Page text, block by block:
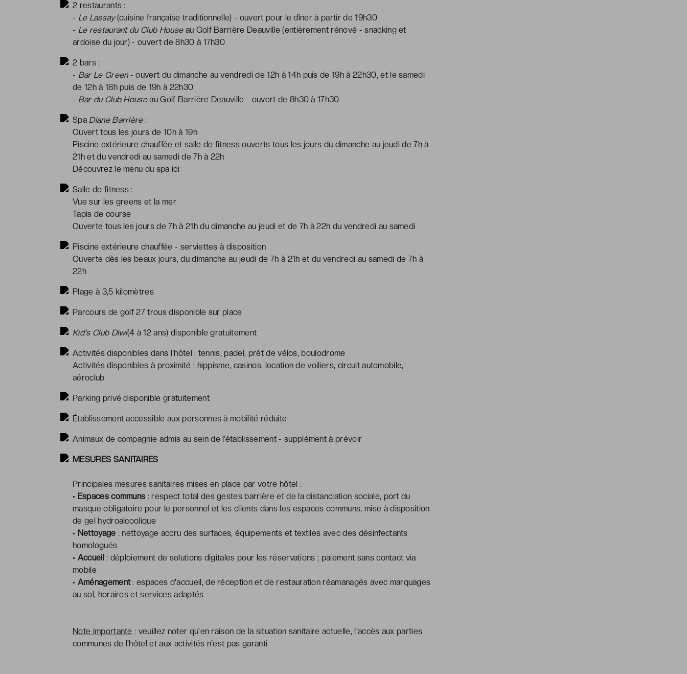
2 restaurants :
- Le Lassay(cuisine française traditionnelle) - ouvert pour le dîner à partir de 19h30
- Le restaurant du Club Houseau Golf Barrière Deauville (entièrement rénové - snacking et
ardoise du jour) - ouvert de 8h30 à 17h30
2 bars :
- Bar Le Green- ouvert du dimanche au vendredi de 12h à 14h puis de 19h à 22h30, et le samedi
de 12h à 18h puis de 19h à 22h30
- Bar du Club Houseau Golf Barrière Deauville - ouvert de 8h30 à 17h30
Spa Diane Barrière:
Ouvert tous les jours de 10h à 19h
Piscine extérieure chauffée et salle de fitness ouverts tous les jours du dimanche au jeudi de 7h à
21h et du vendredi au samedi de 7h à 22h
Découvrez le menu du spaici
Salle de fitness :
Vue sur les greens et la mer
Tapis de course
Ouverte tous les jours de 7h à 21h du dimanche au jeudi et de 7h à 22h du vendredi au samedi
Piscine extérieure chauffée - serviettes à disposition
Ouverte dès les beaux jours, du dimanche au jeudi de 7h à 21h et du vendredi au samedi de 7h à
22h
Plage à 3,5 kilomètres
Parcours de golf 27 trous disponible sur place
Kid's Club Diwi(4 à 12 ans) disponible gratuitement
Activités disponibles dans l'hôtel : tennis, padel, prêt de vélos, boulodrome
Activités disponibles à proximité : hippisme, casinos, location de voiliers, circuit automobile,
aéroclub
Parking privé disponible gratuitement
Établissement accessible aux personnes à mobilité réduite
Animaux de compagnie admis au sein de l’établissement - supplément à prévoir
MESURES SANITAIRES
Principales mesures sanitaires mises en place par votre hôtel :
• Espaces communs : respect total des gestes barrière et de la distanciation sociale, port du
masque obligatoire pour le personnel et les clients dans les espaces communs, mise à disposition
de gel hydroalcoolique
• Nettoyage : nettoyage accru des surfaces, équipements et textiles avec des désinfectants
homologués
• Accueil: déploiement de solutions digitales pour les réservations ; paiement sans contact via
mobile
• Aménagement: espaces d'accueil, de réception et de restauration réamanagés avec marquages
au sol, horaires et services adaptés
Note importante : veuillez noter qu'en raison de la situation sanitaire actuelle, l'accès aux parties
communes de l'hôtel et aux activités n'est pas garanti